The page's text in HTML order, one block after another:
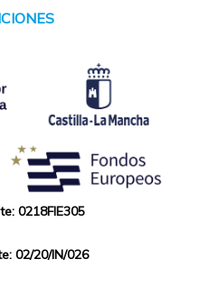
0218FIE305
02/20/IN/026